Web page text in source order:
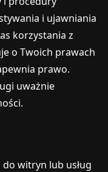
i ujawniania
korzystania z
o Twoich prawach
prawo.
uważnie
do witryn lub usług